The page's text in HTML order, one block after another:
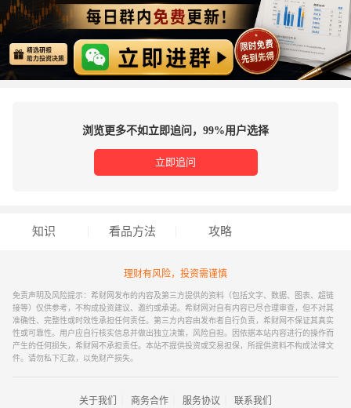
浏览更多不如立即追问，99%用户选择
立即追问
知识 看品方法 攻略
理财有风险，投资需谨慎
免责声明及风险提示：希财网发布的内容及第三方提供的资料（包括文字、数据、图表、超链
接等）仅供参考，不构成投资建议、邀约或承诺。希财网对自有内容已尽合理审查，但不对其
准确性、完整性或时效性承担任何责任。第三方内容由发布者自行负责，希财网不保证其真实
性或可靠性。用户应自行核实信息并做出独立决策，风险自担。因依据本站内容进行的操作而
产生的任何损失，希财网不承担责任。本站不提供投资或交易担保，所提供资料不构成法律文
件。请勿私下汇款，以免财产损失。
关于我们 商务合作 服务协议 联系我们